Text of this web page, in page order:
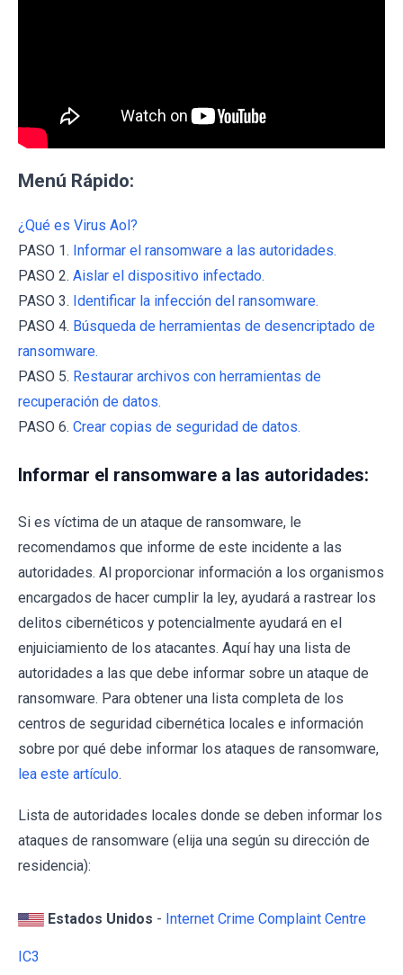
Menú Rápido:
¿Qué es Virus Aol?
PASO 1. Informar el ransomware a las autoridades.
PASO 2. Aislar el dispositivo infectado.
PASO 3. Identificar la infección del ransomware.
PASO 4. Búsqueda de herramientas de desencriptado de
ransomware.
PASO 5. Restaurar archivos con herramientas de
recuperación de datos.
PASO 6. Crear copias de seguridad de datos.
Informar el ransomware a las autoridades:
Si es víctima de un ataque de ransomware, le
recomendamos que informe de este incidente a las
autoridades. Al proporcionar información a los organismos
encargados de hacer cumplir la ley, ayudará a rastrear los
delitos cibernéticos y potencialmente ayudará en el
enjuiciamiento de los atacantes. Aquí hay una lista de
autoridades a las que debe informar sobre un ataque de
ransomware. Para obtener una lista completa de los
centros de seguridad cibernética locales e información
sobre por qué debe informar los ataques de ransomware,
lea este artículo.
Lista de autoridades locales donde se deben informar los
ataques de ransomware (elija una según su dirección de
residencia):
Estados Unidos - Internet Crime Complaint Centre
IC3